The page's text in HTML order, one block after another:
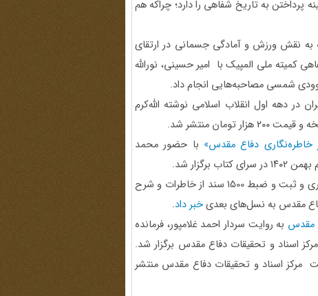
پرداختن به تاریخ شفاهی را دارد؛ چراکه هم
به نقش ورزش و آمادگی جسمانی در ارتقای
تاریخ شفاهی کمیته ملی المپیک با امیر حسینی، نورالله
شمسی مصاحبه‌هایی انجام داد.
در دهه اول انقلاب اسلامی نوشته الله‌کرم
خاطره‌نگاری دفاع مقدس» با حضور محمد
شد.
◄ مدیرکل بنیاد شهید و امور ایثارگران استان اردبیل از جمع‌آوری و ثبت و ضبط 1500 سند از خاطرات و شرح
مقدس به نسل‌های بعدیخبر داد.
مقدس به روایت سردار احمد غلامپور، فرمانده
کربلا در دوران دفاع مقدس سه‌شنبه 10 بهمن 1402 در مرکز اسناد و تحقیقات دفاع مقدس برگزار شد.
در 1398 و جلد دوم آن بهمن 1402 به همت مرکز اسناد و تحقیقات دفاع مقدس منتشر